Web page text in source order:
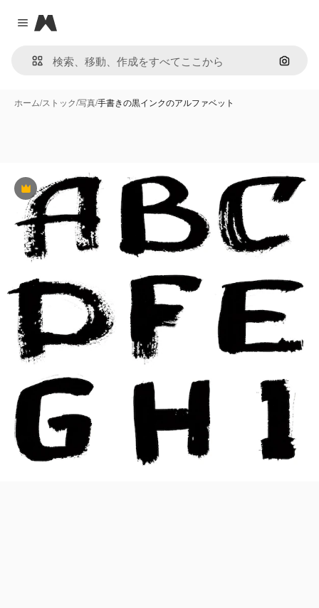
Close menu
Magnific
画像で
ホーム/ストック/写真/手書きの黒インクのアルファベット
Premium